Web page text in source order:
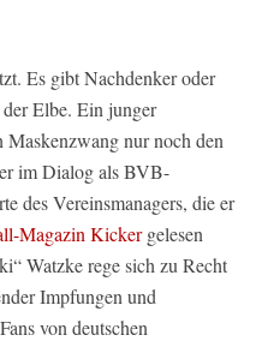
Es gibt Nachdenker oder
Elbe. Ein junger
Maskenzwang nur noch den
im Dialog als BVB-
des Vereinsmanagers, die er
Magazin Kickergelesen
Watzke rege sich zu Recht
Impfungen und
von deutschen